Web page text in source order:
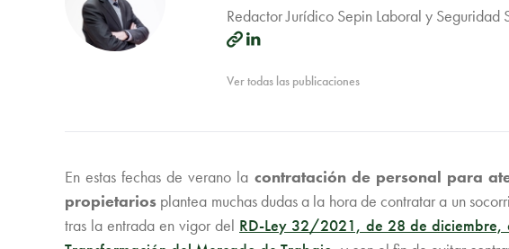
Redactor Jurídico Sepin Laboral y Seguridad
Ver todas las publicaciones
En estas fechas de verano la contratación de personal para
propietarios plantea muchas dudas a la hora de contratar a un
tras la entrada en vigor del RD-Ley 32/2021, de 28 de diciembre,